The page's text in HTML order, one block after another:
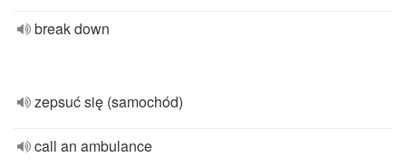
break down
zepsuć się (samochód)
call an ambulance